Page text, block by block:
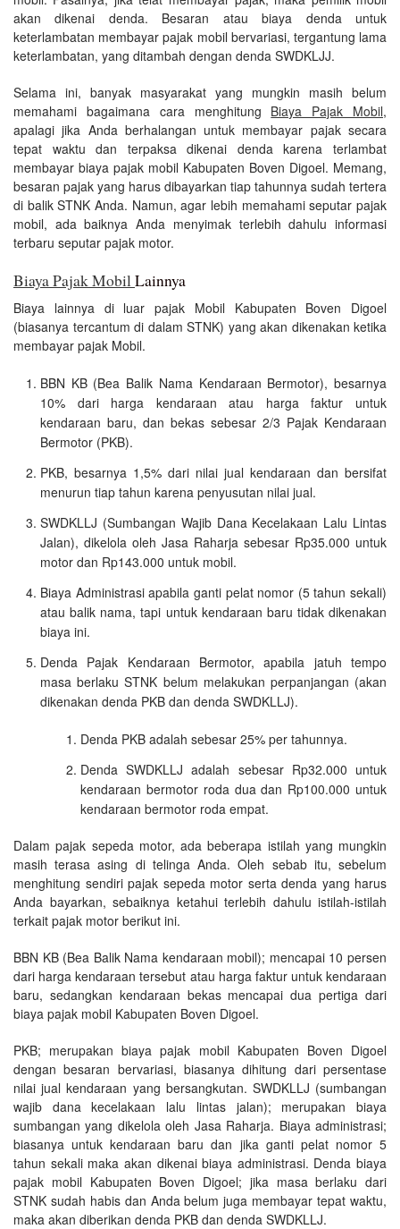
akan dikenai denda. Besaran atau biaya denda untuk
keterlambatan membayar pajak mobil bervariasi, tergantung lama
keterlambatan, yang ditambah dengan denda SWDKLJJ.
Selama ini, banyak masyarakat yang mungkin masih belum
memahami bagaimana cara menghitung Biaya Pajak Mobil,
apalagi jika Anda berhalangan untuk membayar pajak secara
tepat waktu dan terpaksa dikenai denda karena terlambat
membayar biaya pajak mobil Kabupaten Boven Digoel. Memang,
besaran pajak yang harus dibayarkan tiap tahunnya sudah tertera
di balik STNK Anda. Namun, agar lebih memahami seputar pajak
mobil, ada baiknya Anda menyimak terlebih dahulu informasi
terbaru seputar pajak motor.
Biaya Pajak MobilLainnya
Biaya lainnya di luar pajak Mobil Kabupaten Boven Digoel
(biasanya tercantum di dalam STNK) yang akan dikenakan ketika
membayar pajak Mobil.
BBN KB (Bea Balik Nama Kendaraan Bermotor), besarnya
10% dari harga kendaraan atau harga faktur untuk
kendaraan baru, dan bekas sebesar 2/3 Pajak Kendaraan
Bermotor (PKB).
PKB, besarnya 1,5% dari nilai jual kendaraan dan bersifat
menurun tiap tahun karena penyusutan nilai jual.
SWDKLLJ (Sumbangan Wajib Dana Kecelakaan Lalu Lintas
Jalan), dikelola oleh Jasa Raharja sebesar Rp35.000 untuk
motor dan Rp143.000 untuk mobil.
Biaya Administrasi apabila ganti pelat nomor (5 tahun sekali)
atau balik nama, tapi untuk kendaraan baru tidak dikenakan
biaya ini.
Denda Pajak Kendaraan Bermotor, apabila jatuh tempo
masa berlaku STNK belum melakukan perpanjangan (akan
dikenakan denda PKB dan denda SWDKLLJ).
Denda PKB adalah sebesar 25% per tahunnya.
Denda SWDKLLJ adalah sebesar Rp32.000 untuk
kendaraan bermotor roda dua dan Rp100.000 untuk
kendaraan bermotor roda empat.
Dalam pajak sepeda motor, ada beberapa istilah yang mungkin
masih terasa asing di telinga Anda. Oleh sebab itu, sebelum
menghitung sendiri pajak sepeda motor serta denda yang harus
Anda bayarkan, sebaiknya ketahui terlebih dahulu istilah-istilah
terkait pajak motor berikut ini.
BBN KB (Bea Balik Nama kendaraan mobil); mencapai 10 persen
dari harga kendaraan tersebut atau harga faktur untuk kendaraan
baru, sedangkan kendaraan bekas mencapai dua pertiga dari
biaya pajak mobil Kabupaten Boven Digoel.
PKB; merupakan biaya pajak mobil Kabupaten Boven Digoel
dengan besaran bervariasi, biasanya dihitung dari persentase
nilai jual kendaraan yang bersangkutan. SWDKLLJ (sumbangan
wajib dana kecelakaan lalu lintas jalan); merupakan biaya
sumbangan yang dikelola oleh Jasa Raharja. Biaya administrasi;
biasanya untuk kendaraan baru dan jika ganti pelat nomor 5
tahun sekali maka akan dikenai biaya administrasi. Denda biaya
pajak mobil Kabupaten Boven Digoel; jika masa berlaku dari
STNK sudah habis dan Anda belum juga membayar tepat waktu,
maka akan diberikan denda PKB dan denda SWDKLLJ.